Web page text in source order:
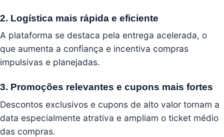
2. Logística mais rápida e eficiente
A plataforma se destaca pela entrega acelerada, o
que aumenta a confiança e incentiva compras
impulsivas e planejadas.
3. Promoções relevantes e cupons mais fortes
Descontos exclusivos e cupons de alto valor tornam a
data especialmente atrativa e ampliam o ticket médio
das compras.